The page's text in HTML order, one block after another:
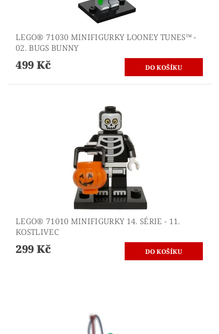
LEGO® 71030 MINIFIGURKY LOONEY TUNES™ -
02. BUGS BUNNY
499 Kč
LEGO® 71010 MINIFIGURKY 14. SÉRIE - 11.
KOSTLIVEC
299 Kč